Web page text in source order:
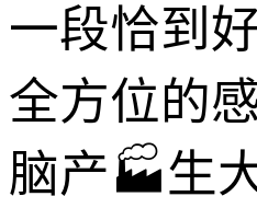
一段恰到
全方位的
脑产🏭生